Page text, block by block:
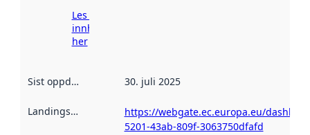
Les meir om
innhenting
her
Sist oppdatert 30. juli 2025
Landingsside
https://webgate.ec.europa.eu/
5201-43ab-809f-3063750dfafd